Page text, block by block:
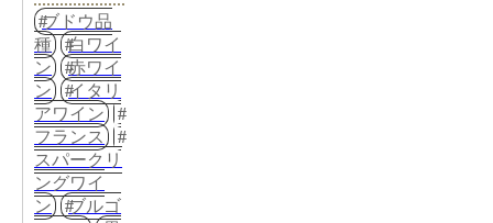
ブドウ品
種
白ワイ
ン
赤ワイ
ン
イタリ
アワイン
フランス
スパークリ
ングワイ
ン
ブルゴ